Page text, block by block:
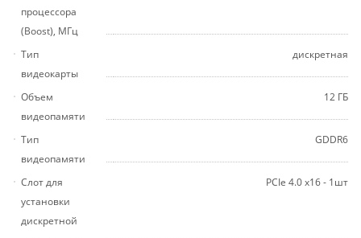
процессора
(Boost), МГц
Тип
видеокарты
дискретная
Объем
видеопамяти
12 ГБ
Тип
видеопамяти
GDDR6
Слот для
установки
дискретной
PCIe 4.0 x16 - 1шт